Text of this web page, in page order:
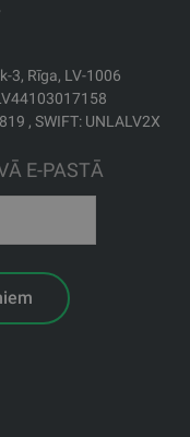
3, Rīga, LV-1006
, SWIFT: UNLALV2X
E-PASTĀ